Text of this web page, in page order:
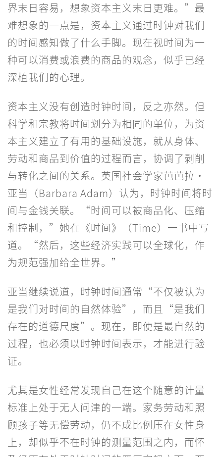
界末日容易，想象资本主义末日更难。”最
难想象的一点是，资本主义通过时钟对我们
的时间感知做了什么手脚。现在视时间为一
种可以消费或浪费的商品的观念，似乎已经
深植我们的心理。
资本主义没有创造时钟时间，反之亦然。但
科学和宗教将时间划分为相同的单位，为资
本主义建立了有用的基础设施，就从身体、
劳动和商品到价值的过程而言，协调了剥削
与转化之间的关系。英国社会学家芭芭拉·
亚当（Barbara Adam）认为，时钟时间将时
间与金钱关联。“时间可以被商品化、压缩
和控制，”她在《时间》（Time）一书中写
道。“然后，这些经济实践可以全球化，作
为规范强加给全世界。”
亚当继续说道，时钟时间通常“不仅被认为
是我们对时间的自然体验”，而且“是我们
存在的道德尺度”。现在，即使是最自然的
过程，也必须以时钟时间表示，才能进行验
证。
尤其是女性经常发现自己在这个随意的计量
标准上处于无人问津的一端。家务劳动和照
顾孩子等无偿劳动，仍不成比例压在女性身
上，却似乎不在时钟的测量范围之内，而怀